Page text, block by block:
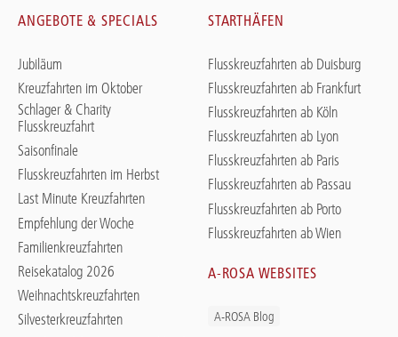
ANGEBOTE & SPECIALS
Jubiläum
Kreuzfahrten im Oktober
Schlager & Charity
Flusskreuzfahrt
Saisonfinale
Flusskreuzfahrten im Herbst
Last Minute Kreuzfahrten
Empfehlung der Woche
Familienkreuzfahrten
Reisekatalog 2026
Weihnachtskreuzfahrten
Silvesterkreuzfahrten
STARTHÄFEN
Flusskreuzfahrten ab Duisburg
Flusskreuzfahrten ab Frankfurt
Flusskreuzfahrten ab Köln
Flusskreuzfahrten ab Lyon
Flusskreuzfahrten ab Paris
Flusskreuzfahrten ab Passau
Flusskreuzfahrten ab Porto
Flusskreuzfahrten ab Wien
A-ROSA WEBSITES
A-ROSA Blog